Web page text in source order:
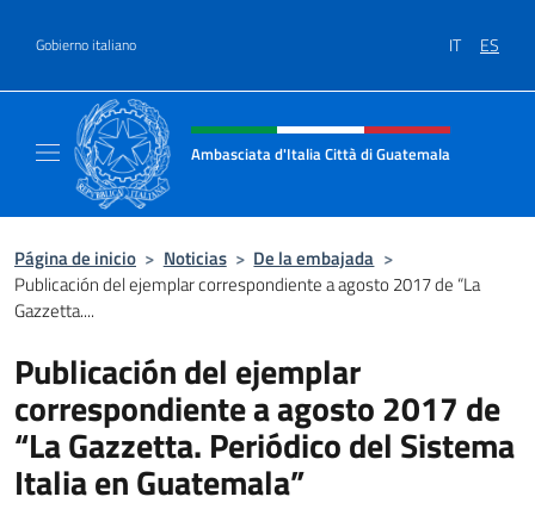
Gobierno italiano IT ES
Encabezado del sitio web,
Ambasciata d'Italia Città di Guatemala
Página de inicio > Noticias > De la embajada >
Publicación del ejemplar correspondiente a agosto 2017 de “La
Gazzetta....
Publicación del ejemplar
correspondiente a agosto 2017 de
“La Gazzetta. Periódico del Sistema
Italia en Guatemala”